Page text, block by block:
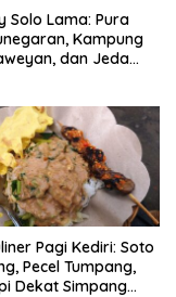
Solo Lama: Pura
Kampung
dan Jeda
Pagi Kediri: Soto
Pecel Tumpang,
Dekat Simpang